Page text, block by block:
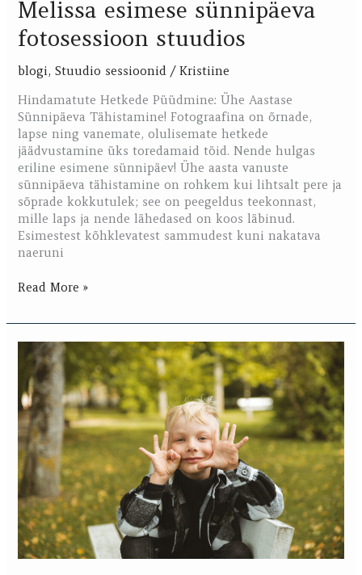
Melissa esimese sünnipäeva
fotosessioon stuudios
blogi,Stuudio sessioonid /Kristiine
Hindamatute Hetkede Püüdmine: Ühe Aastase
Sünnipäeva Tähistamine! Fotograafina on õrnade,
lapse ning vanemate, olulisemate hetkede
jäädvustamine üks toredamaid töid. Nende hulgas
eriline esimene sünnipäev! Ühe aasta vanuste
sünnipäeva tähistamine on rohkem kui lihtsalt pere ja
sõprade kokkutulek; see on peegeldus teekonnast,
mille laps ja nende lähedased on koos läbinud.
Esimestest kõhklevatest sammudest kuni nakatava
naeruni
Read More »
Ramon